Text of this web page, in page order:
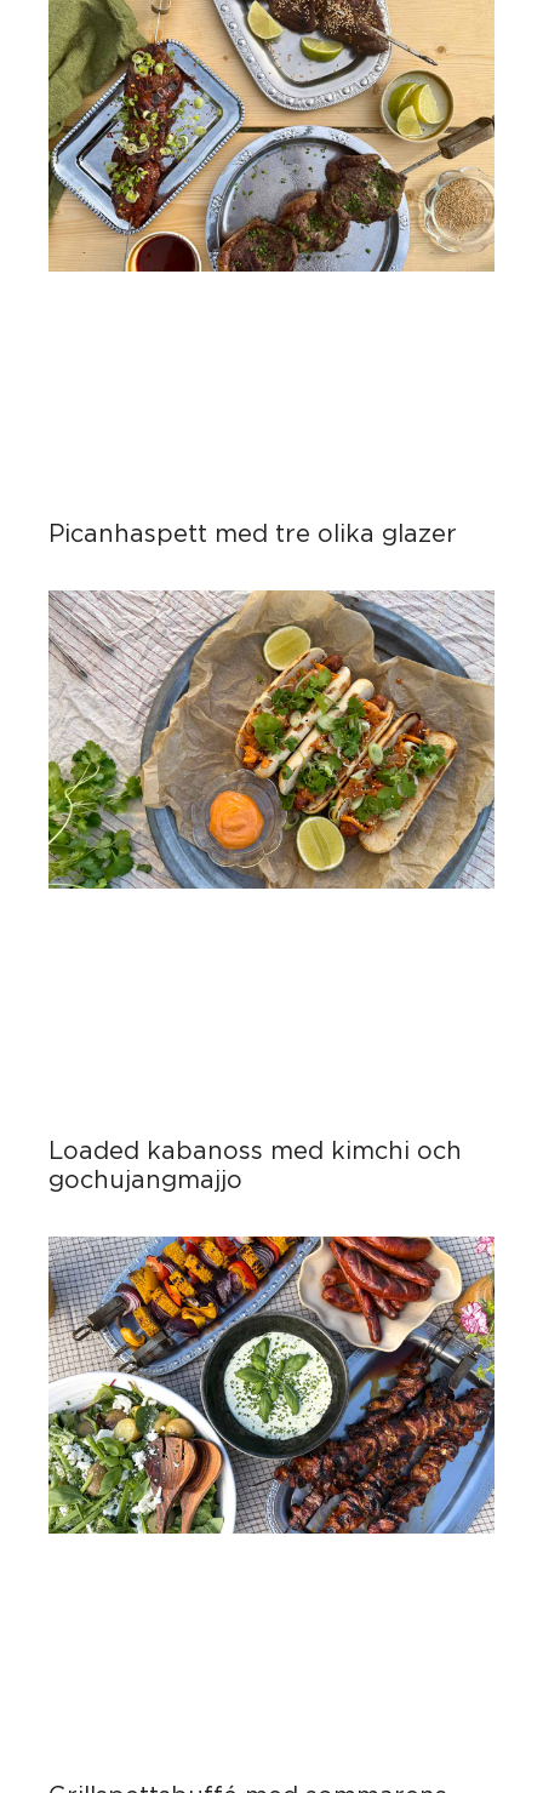
Picanhaspett med tre olika glazer
Loaded kabanoss med kimchi och
gochujangmajjo